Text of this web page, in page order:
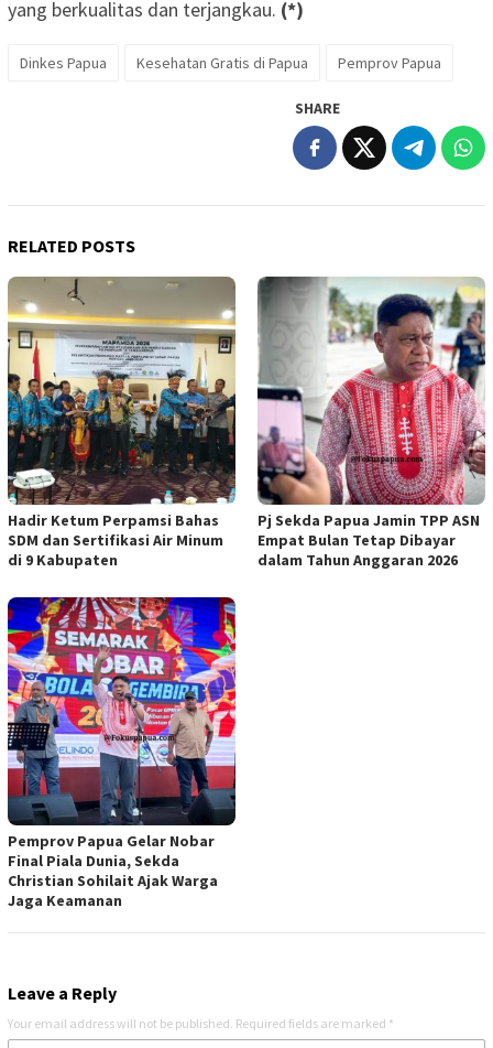
yang berkualitas dan terjangkau. (*)
Dinkes Papua Kesehatan Gratis di Papua Pemprov Papua
SHARE
RELATED POSTS
Hadir Ketum Perpamsi Bahas
SDM dan Sertifikasi Air Minum
di 9 Kabupaten
Pj Sekda Papua Jamin TPP ASN
Empat Bulan Tetap Dibayar
dalam Tahun Anggaran 2026
Pemprov Papua Gelar Nobar
Final Piala Dunia, Sekda
Christian Sohilait Ajak Warga
Jaga Keamanan
Leave a Reply
Your email address will not be published. Required fields are marked *